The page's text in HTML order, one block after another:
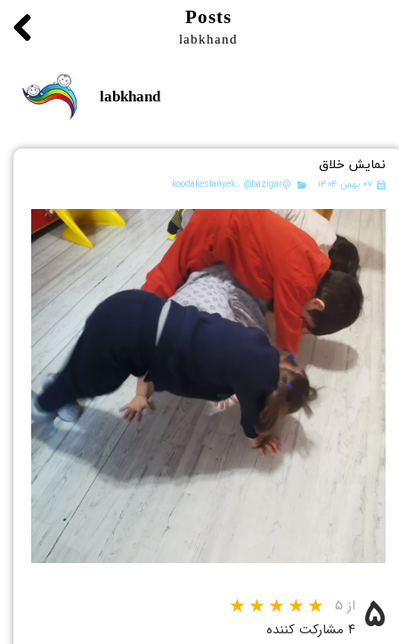
Posts
labkhand
labkhand
نمایش خلاق
۰۷ بهمن ۱۴۰۴ @koodakestanyek ، @bazigar
۵ از ۵
۴ مشارکت کننده